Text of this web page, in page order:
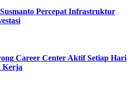
Percepat Infrastruktur
Career Center Aktif Setiap Hari
Kerja